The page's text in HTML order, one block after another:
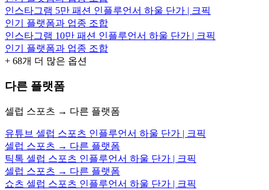
인스타그램 5만 패션 인플루언서 하울 단가 | 크픽
인기 플랫폼과 업종 조합
인스타그램 10만 패션 인플루언서 하울 단가 | 크픽
인기 플랫폼과 업종 조합
+ 68개 더 많은 옵션
다른 플랫폼
셀럽 스포츠 → 다른 플랫폼
유튜브 셀럽 스포츠 인플루언서 하울 단가 | 크픽
셀럽 스포츠 → 다른 플랫폼
틱톡 셀럽 스포츠 인플루언서 하울 단가 | 크픽
셀럽 스포츠 → 다른 플랫폼
쇼츠 셀럽 스포츠 인플루언서 하울 단가 | 크픽